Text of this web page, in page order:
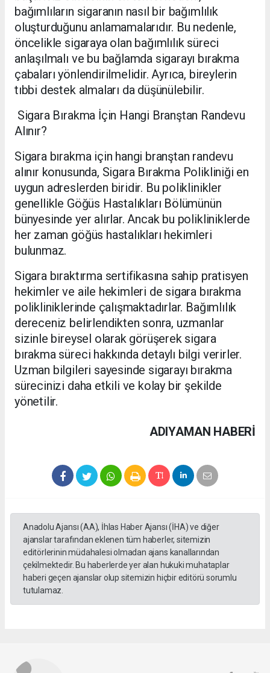
bağımlıların sigaranın nasıl bir bağımlılık
oluşturduğunu anlamamalarıdır. Bu nedenle,
öncelikle sigaraya olan bağımlılık süreci
anlaşılmalı ve bu bağlamda sigarayı bırakma
çabaları yönlendirilmelidir. Ayrıca, bireylerin
tıbbi destek almaları da düşünülebilir.
Sigara Bırakma İçin Hangi Branştan Randevu
Alınır?
Sigara bırakma için hangi branştan randevu
alınır konusunda, Sigara Bırakma Polikliniği en
uygun adreslerden biridir. Bu poliklinikler
genellikle Göğüs Hastalıkları Bölümünün
bünyesinde yer alırlar. Ancak bu polikliniklerde
her zaman göğüs hastalıkları hekimleri
bulunmaz.
Sigara bıraktırma sertifikasına sahip pratisyen
hekimler ve aile hekimleri de sigara bırakma
polikliniklerinde çalışmaktadırlar. Bağımlılık
dereceniz belirlendikten sonra, uzmanlar
sizinle bireysel olarak görüşerek sigara
bırakma süreci hakkında detaylı bilgi verirler.
Uzman bilgileri sayesinde sigarayı bırakma
sürecinizi daha etkili ve kolay bir şekilde
yönetilir.
ADIYAMAN HABERİ
Anadolu Ajansı (AA), İhlas Haber Ajansı (İHA) ve diğer
ajanslar tarafından eklenen tüm haberler, sitemizin
editörlerinin müdahalesi olmadan ajans kanallarından
çekilmektedir. Bu haberlerde yer alan hukuki muhataplar
haberi geçen ajanslar olup sitemizin hiçbir editörü sorumlu
tutulamaz.